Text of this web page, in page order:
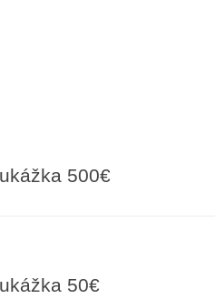
500€
50€